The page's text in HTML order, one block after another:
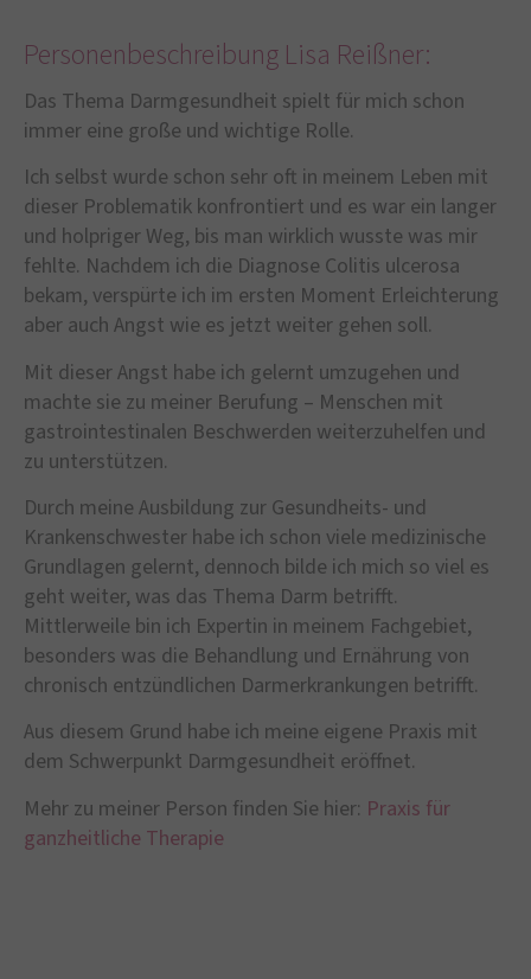
Personenbeschreibung Lisa Reißner:
Das Thema Darmgesundheit spielt für mich schon
immer eine große und wichtige Rolle.
Ich selbst wurde schon sehr oft in meinem Leben mit
dieser Problematik konfrontiert und es war ein langer
und holpriger Weg, bis man wirklich wusste was mir
fehlte. Nachdem ich die Diagnose Colitis ulcerosa
bekam, verspürte ich im ersten Moment Erleichterung
aber auch Angst wie es jetzt weiter gehen soll.
Mit dieser Angst habe ich gelernt umzugehen und
machte sie zu meiner Berufung – Menschen mit
gastrointestinalen Beschwerden weiterzuhelfen und
zu unterstützen.
Durch meine Ausbildung zur Gesundheits- und
Krankenschwester habe ich schon viele medizinische
Grundlagen gelernt, dennoch bilde ich mich so viel es
geht weiter, was das Thema Darm betrifft.
Mittlerweile bin ich Expertin in meinem Fachgebiet,
besonders was die Behandlung und Ernährung von
chronisch entzündlichen Darmerkrankungen betrifft.
Aus diesem Grund habe ich meine eigene Praxis mit
dem Schwerpunkt Darmgesundheit eröffnet.
Mehr zu meiner Person finden Sie hier: Praxis für
ganzheitliche Therapie